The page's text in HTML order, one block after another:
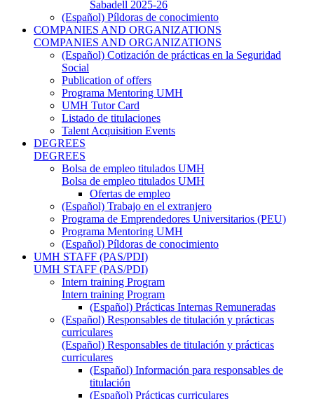
Sabadell 2025-26
(Español) Píldoras de conocimiento
COMPANIES AND ORGANIZATIONS
COMPANIES AND ORGANIZATIONS
(Español) Cotización de prácticas en la Seguridad
Social
Publication of offers
Programa Mentoring UMH
UMH Tutor Card
Listado de titulaciones
Talent Acquisition Events
DEGREES
DEGREES
Bolsa de empleo titulados UMH
Bolsa de empleo titulados UMH
Ofertas de empleo
(Español) Trabajo en el extranjero
Programa de Emprendedores Universitarios (PEU)
Programa Mentoring UMH
(Español) Píldoras de conocimiento
UMH STAFF (PAS/PDI)
UMH STAFF (PAS/PDI)
Intern training Program
Intern training Program
(Español) Prácticas Internas Remuneradas
(Español) Responsables de titulación y prácticas
curriculares
(Español) Responsables de titulación y prácticas
curriculares
(Español) Información para responsables de
titulación
(Español) Prácticas curriculares